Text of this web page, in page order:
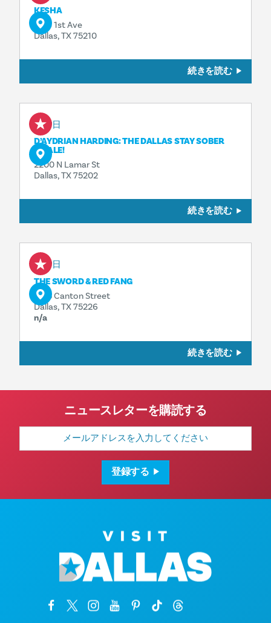
KESHA
1818 1st Ave
Dallas, TX 75210
続きを読む
8月7日
D’AYDRIAN HARDING: THE DALLAS STAY SOBER
FINALE!
2200 N Lamar St
Dallas, TX 75202
続きを読む
8月7日
THE SWORD & RED FANG
2713 Canton Street
Dallas, TX 75226
n/a
続きを読む
ニュースレターを購読する
メ
ル
登録する